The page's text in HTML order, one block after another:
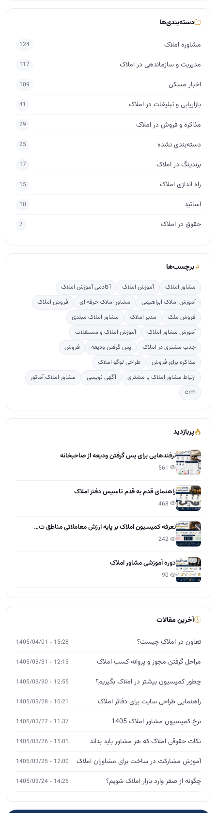
دسته‌بندی‌ها
مشاوره املاک 124
مدیریت و سازماندهی در املاک 117
اخبار مسکن 109
بازاریابی و تبلیغات در املاک 41
مذاکره و فروش در املاک 29
دسته‌بندی نشده 25
برندینگ در املاک 17
راه اندازی املاک 15
اساتید 10
حقوق در املاک 7
برچسب‌ها
مشاور املاک آموزش املاک
آکادمی آموزش املاک
آموزش املاک ابراهیمی
مشاور املاک حرفه ای
فروش املاک
فروش ملک
مدیر املاک
مشاور املاک مبتدی
آموزش مشاور املاک
آموزش املاک و مستغلات
جذب مشتری در املاک
پس گرفتن ودیعه
فروش
مذاکره برای فروش
طراحی لوگو املاک
ارتباط مشاور املاک با مشتری
آگهی نویسی
مشاور املاک آماتور
crm
پربازدید
ترفندهایی برای پس گرفتن ودیعه از صاحبخانه
راهنمای قدم به قدم تاسیس دفتر املاک
تعرفه کمیسیون املاک بر پایه ارزش معاملاتی مناطق ت…
دوره آموزشی مشاور املاک
آخرین مقالات
تعاون در املاک چیست؟ 15:28 - 1405/04/01
مراحل گرفتن مجوز و پروانه کسب املاک 12:13 - 1405/03/31
چطور کمیسیون بیشتر در املاک بگیریم؟ 12:55 - 1405/03/30
راهنمایی طراحی سایت برای دفاتر املاک 10:21 - 1405/03/28
نرخ کمیسیون مشاور املاک 1405 11:37 - 1405/03/27
نکات حقوقی املاک که هر مشاور باید بداند 15:01 - 1405/03/26
آموزش مشارکت در ساخت برای مشاوران املاک 12:00 - 1405/03/25
چگونه از صفر وارد بازار املاک شویم؟ 14:26 - 1405/03/24